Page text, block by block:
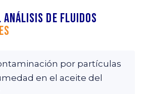
análisis de fluidos
por partículas
en el aceite del